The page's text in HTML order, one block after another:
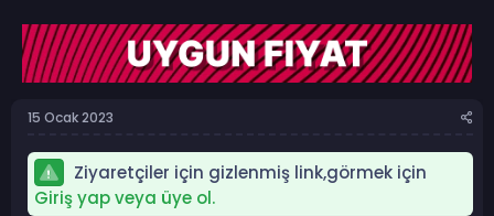
b
a
ş
l
t
ı
ç
t
a
i
i
15 Ocak 2023
Ziyaretçiler için gizlenmiş link,görmek için
Giriş yap veya üye ol.